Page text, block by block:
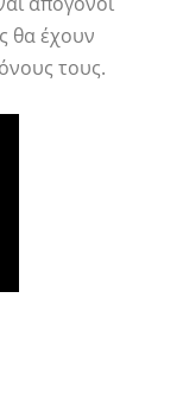
θα έχουν
τους.